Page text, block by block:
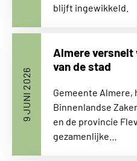
blijft ingewikkeld.
Almere
van de stad
9 JUNI 2026
Gemeente
Binnenlandse
en de provincie
gezamenlijke…